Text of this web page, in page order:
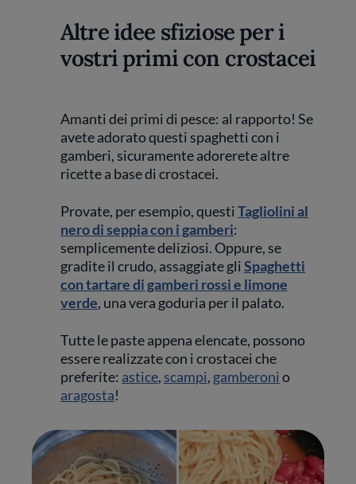
Altre idee sfiziose per i
vostri primi con crostacei
Amanti dei primi di pesce: al rapporto! Se
avete adorato questi spaghetti con i
gamberi, sicuramente adorerete altre
ricette a base di crostacei.
Provate, per esempio, questiTagliolini al
nero di seppia con i gamberi:
semplicemente deliziosi. Oppure, se
gradite il crudo, assaggiate gliSpaghetti
con tartare di gamberi rossi e limone
verde, una vera goduria per il palato.
Tutte le paste appena elencate, possono
essere realizzate con i crostacei che
preferite: astice, scampi, gamberonio
aragosta!